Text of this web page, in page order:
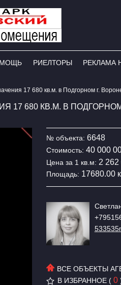
РИЕЛТОРЫ РЕКЛАМА
17 680 кв.м. в Подгорном г.
17 680 КВ.М. В
№ объекта: 6648
Стоимость: 40 000
Цена за 1 кв.м: 2 262
Площадь: 17680.00
ВСЕ ОБЪЕКТЫ
В ИЗБРАННОЕ ( 0